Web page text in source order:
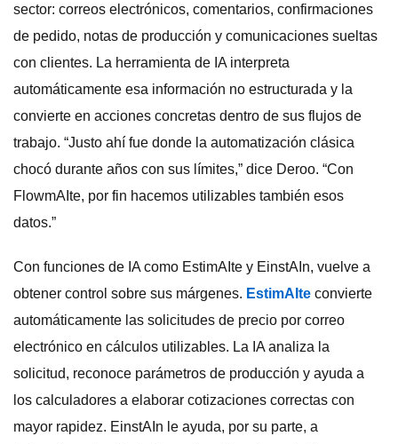
sector: correos electrónicos, comentarios, confirmaciones
de pedido, notas de producción y comunicaciones sueltas
con clientes. La herramienta de IA interpreta
automáticamente esa información no estructurada y la
convierte en acciones concretas dentro de sus flujos de
trabajo. “Justo ahí fue donde la automatización clásica
chocó durante años con sus límites,” dice Deroo. “Con
FlowmAIte, por fin hacemos utilizables también esos
datos.”
Con funciones de IA como EstimAIte y EinstAIn, vuelve a
obtener control sobre sus márgenes. EstimAIte convierte
automáticamente las solicitudes de precio por correo
electrónico en cálculos utilizables. La IA analiza la
solicitud, reconoce parámetros de producción y ayuda a
los calculadores a elaborar cotizaciones correctas con
mayor rapidez. EinstAIn le ayuda, por su parte, a